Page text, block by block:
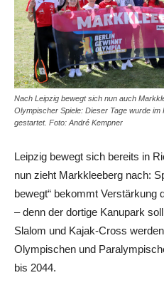
Nach Leipzig bewegt sich nun auch
Olympischer Spiele: Dieser Tage wurde
gestartet. Foto: André Kempner
Leipzig bewegt sich bereits in
nun zieht Markkleeberg nach:
bewegt“ bekommt Verstärkung
– denn der dortige Kanupark
Slalom und Kajak-Cross
Olympischen und
bis 2044.